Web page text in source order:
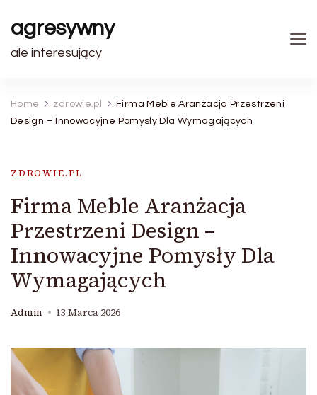
agresywny
ale interesujący
Home zdrowie.pl
Firma Meble Aranżacja Przestrzeni
Design – Innowacyjne Pomysły Dla Wymagających
ZDROWIE.PL
Firma Meble Aranżacja
Przestrzeni Design –
Innowacyjne Pomysły Dla
Wymagających
Admin 13 Marca 2026